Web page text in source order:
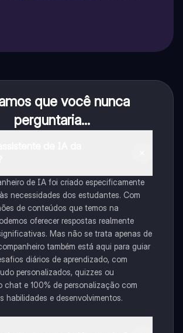
que você nunca
perguntaria...
de IA foi criado especificamente
necessidades dos estudantes. Com
de conteúdos que temos na
oferecer respostas realmente
Mas não se trata apenas de
também está aqui para guiar
diários de aprendizado, com
personalizados, quizzes ou
chat e 100% de personalização com
habilidades e desenvolvimentos.